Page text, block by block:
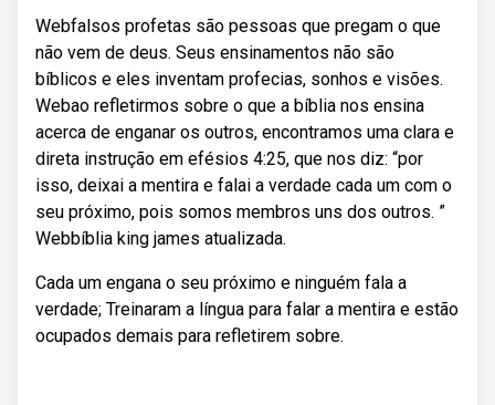
Webfalsos profetas são pessoas que pregam o que
não vem de deus. Seus ensinamentos não são
bíblicos e eles inventam profecias, sonhos e visões.
Webao refletirmos sobre o que a bíblia nos ensina
acerca de enganar os outros, encontramos uma clara e
direta instrução em efésios 4:25, que nos diz: “por
isso, deixai a mentira e falai a verdade cada um com o
seu próximo, pois somos membros uns dos outros. ”
Webbíblia king james atualizada.
Cada um engana o seu próximo e ninguém fala a
verdade; Treinaram a língua para falar a mentira e estão
ocupados demais para refletirem sobre.